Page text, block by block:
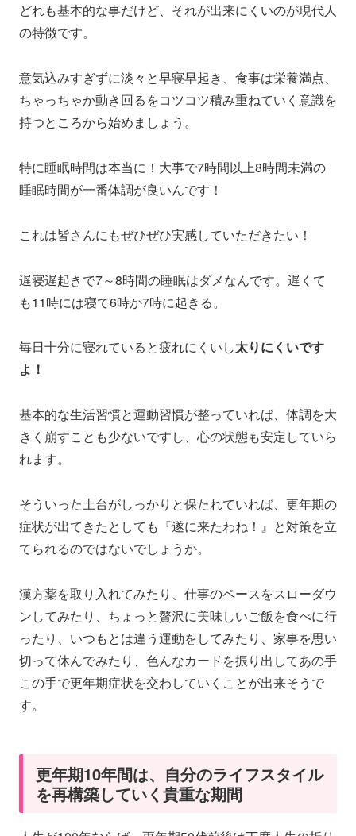
どれも基本的な事だけど、それが出来にくいのが現代人
の特徴です。
意気込みすぎずに淡々と早寝早起き、食事は栄養満点、
ちゃっちゃか動き回るをコツコツ積み重ねていく意識を
持つところから始めましょう。
特に睡眠時間は本当に！大事で7時間以上8時間未満の
睡眠時間が一番体調が良いんです！
これは皆さんにもぜひぜひ実感していただきたい！
遅寝遅起きで7～8時間の睡眠はダメなんです。遅くて
も11時には寝て6時か7時に起きる。
毎日十分に寝れていると疲れにくいし太りにくいです
よ！
基本的な生活習慣と運動習慣が整っていれば、体調を大
きく崩すことも少ないですし、心の状態も安定していら
れます。
そういった土台がしっかりと保たれていれば、更年期の
症状が出てきたとしても『遂に来たわね！』と対策を立
てられるのではないでしょうか。
漢方薬を取り入れてみたり、仕事のペースをスローダウ
ンしてみたり、ちょっと贅沢に美味しいご飯を食べに行
ったり、いつもとは違う運動をしてみたり、家事を思い
切って休んでみたり、色んなカードを振り出してあの手
この手で更年期症状を交わしていくことが出来そうで
す。
更年期10年間は、自分のライフスタイル
を再構築していく貴重な期間